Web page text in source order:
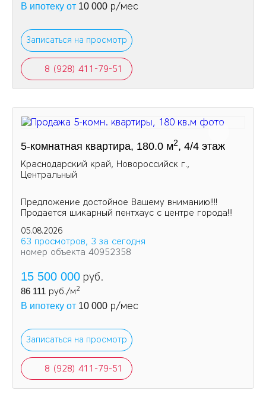
В ипотеку от 10 000 р/мес
Записаться на просмотр
8 (928) 411-79-51
5-комнатная квартира, 180.0 м2, 4/4 этаж
Краснодарский край, Новороссийск г.,
Центральный
Предложение достойное Вашему вниманию!!!!
Продается шикарный пентхаус с центре города!!!
05.08.2026
63 просмотров, 3 за сегодня
номер объекта 40952358
15 500 000 руб.
86 111 руб./м2
В ипотеку от 10 000 р/мес
Записаться на просмотр
8 (928) 411-79-51